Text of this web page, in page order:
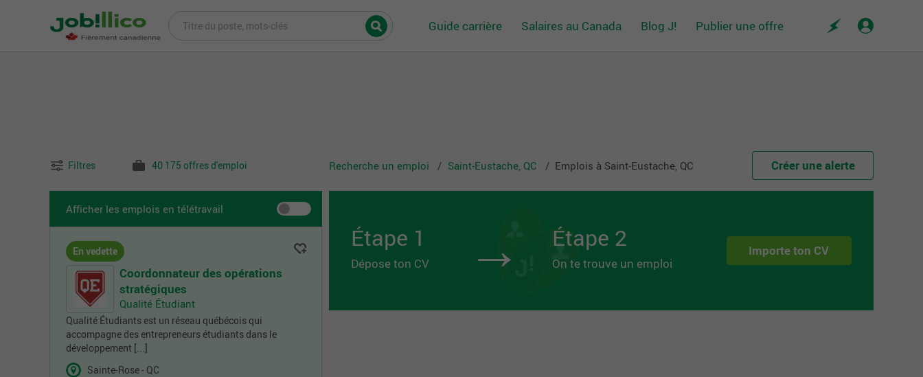
Guide carrière Salaires au Canada Blog J! Publier une offre
Filtres 40 175 offres d'emploi Recherche un emploi Saint-Eustache, QC Emplois à Saint-Eustache, QC Créer une alerte
Afficher les emplois en télétravail
En vedette
Coordonnateur des opérations
stratégiques
Qualité Étudiant
Qualité Étudiants est un réseau québécois qui
accompagne des entrepreneurs étudiants dans le
développement [...]
Sainte-Rose - QC
Étape 1
Dépose ton CV → Étape 2
On te trouve un emploi
Importe ton CV